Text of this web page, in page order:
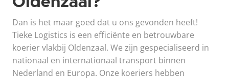
Dan is het maar goed dat u ons gevonden heeft!
Tieke Logistics is een efficiënte en betrouwbare
koerier vlakbij Oldenzaal. We zijn gespecialiseerd in
nationaal en internationaal transport binnen
Nederland en Europa. Onze koeriers hebben